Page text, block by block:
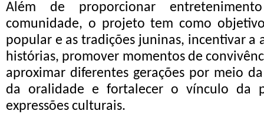
Além de proporcionar
comunidade, o projeto tem como
popular e as tradições juninas, incentivar a
histórias, promover momentos de
aproximar diferentes gerações por meio
da oralidade e fortalecer o vínculo da
expressões culturais.